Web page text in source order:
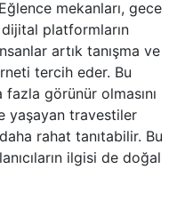
mekanları, gece
platformların
artık tanışma ve
tercih eder. Bu
görünür olmasını
yaşayan travestiler
rahat tanıtabilir. Bu
ilgisi de doğal